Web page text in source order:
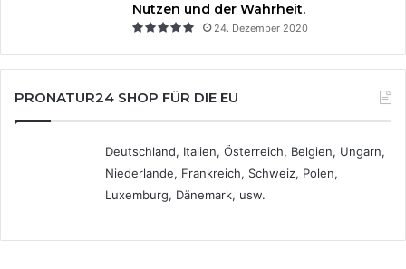
Nutzen und der Wahrheit.
24. Dezember 2020
PRONATUR24 SHOP FÜR DIE EU
Deutschland, Italien, Österreich, Belgien, Ungarn,
Niederlande, Frankreich, Schweiz, Polen,
Luxemburg, Dänemark, usw.